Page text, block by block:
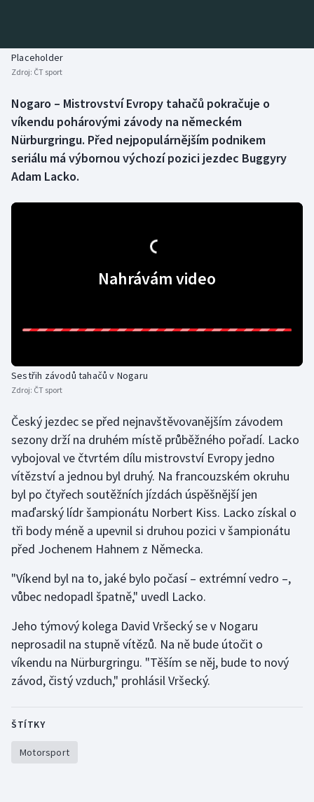
Biatlon
Boby a skeleton
Box
Curling
Házená
Jezdectví
Judo
Krasobruslení
Lezení
Lyže a snowboard
Moderní pětiboj
Olympijské hry
Parasport
Plavání
Plážový volejbal
Aplikace ČT sport
AZ kvíz
Placeholder
Zdroj: ČT sport
Nogaro – Mistrovství Evropy tahačů pokračuje o
víkendu pohárovými závody na německém
Nürburgringu. Před nejpopulárnějším podnikem
seriálu má výbornou výchozí pozici jezdec Buggyry
Adam Lacko.
Nahrávám video
Sestřih závodů tahačů v Nogaru
Zdroj: ČT sport
Český jezdec se před nejnavštěvovanějším závodem
sezony drží na druhém místě průběžného pořadí. Lacko
vybojoval ve čtvrtém dílu mistrovství Evropy jedno
vítězství a jednou byl druhý. Na francouzském okruhu
byl po čtyřech soutěžních jízdách úspěšnější jen
maďarský lídr šampionátu Norbert Kiss. Lacko získal o
tři body méně a upevnil si druhou pozici v šampionátu
před Jochenem Hahnem z Německa.
"Víkend byl na to, jaké bylo počasí – extrémní vedro –,
vůbec nedopadl špatně," uvedl Lacko.
Jeho týmový kolega David Vršecký se v Nogaru
neprosadil na stupně vítězů. Na ně bude útočit o
víkendu na Nürburgringu. "Těším se něj, bude to nový
závod, čistý vzduch," prohlásil Vršecký.
ŠTÍTKY
Motorsport